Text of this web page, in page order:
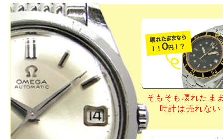
そもそも壊れたま
時計は売れない